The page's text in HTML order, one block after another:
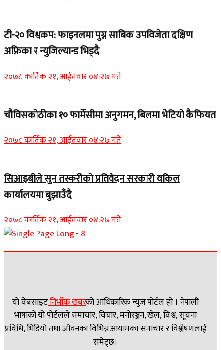
टी-२० विश्वकप: फाइनलमा पुग्न साबिक उपविजेता दक्षिण
अफ्रिका र न्युजिल्यान्ड भिड्दै
२०७८ कार्तिक २१, आईतवार ०४:२७ गते
चौविसकोठीका १० फार्मेसीमा अनुगमन, बिलमा भेटियो कैफियत
२०७८ कार्तिक २१, आईतवार ०४:२७ गते
सिआइबीले सुन तस्करीको प्रतिवेदन सरकारी वकिल
कार्यालयमा बुझाउँदै
२०७८ कार्तिक २१, आईतवार ०४:२७ गते
यो वेबसाइटनिर्भीक खबरकाे आधिकारिक न्युज पोर्टल हो । नेपाली
भाषाको यो पोर्टलले समाचार, विचार, मनोरञ्जन, खेल, विश्व, सूचना
प्रविधि, भिडियो तथा जीवनका विभिन्न आयामका समाचार र विश्लेषणलाई
समेट्छ।